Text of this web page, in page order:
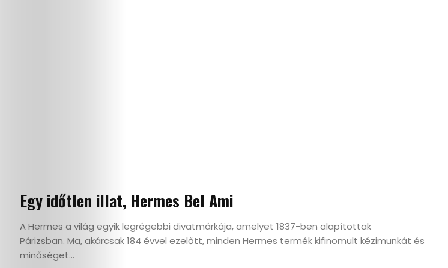
Search
Egy időtlen illat, Hermes Bel Ami
A Hermes a világ egyik legrégebbi divatmárkája, amelyet 1837-ben alapítottak
Párizsban. Ma, akárcsak 184 évvel ezelőtt, minden Hermes termék kifinomult kézimunkát és
minőséget...